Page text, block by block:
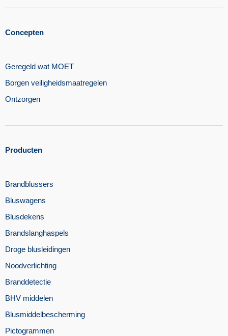
Concepten
Geregeld wat MOET
Borgen veiligheidsmaatregelen​
Ontzorgen
Producten
Brandblussers
Bluswagens
Blusdekens
Brandslanghaspels
Droge blusleidingen
Noodverlichting
Branddetectie
BHV middelen
Blusmiddelbescherming
Pictogrammen